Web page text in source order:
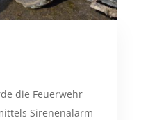
die Feuerwehr
Sirenenalarm